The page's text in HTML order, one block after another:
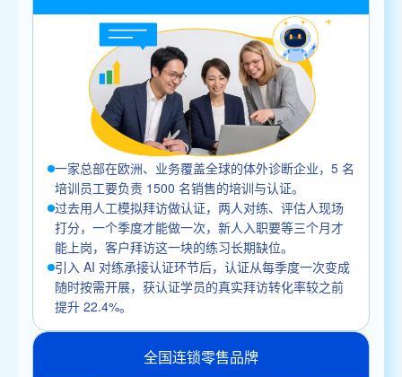
一家总部在欧洲、业务覆盖全球的体外诊断企业，5 名
培训员工要负责 1500 名销售的培训与认证。
过去用人工模拟拜访做认证，两人对练、评估人现场
打分，一个季度才能做一次，新人入职要等三个月才
能上岗，客户拜访这一块的练习长期缺位。
引入 AI 对练承接认证环节后，认证从每季度一次变成
随时按需开展，获认证学员的真实拜访转化率较之前
提升 22.4%。
全国连锁零售品牌